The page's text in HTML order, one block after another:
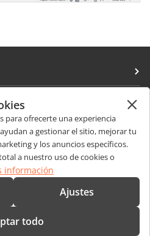
para ofrecerte una experiencia
a gestionar el sitio, mejorar tu
y los anuncios específicos.
a nuestro uso de cookies o
información
Ajustes
todo